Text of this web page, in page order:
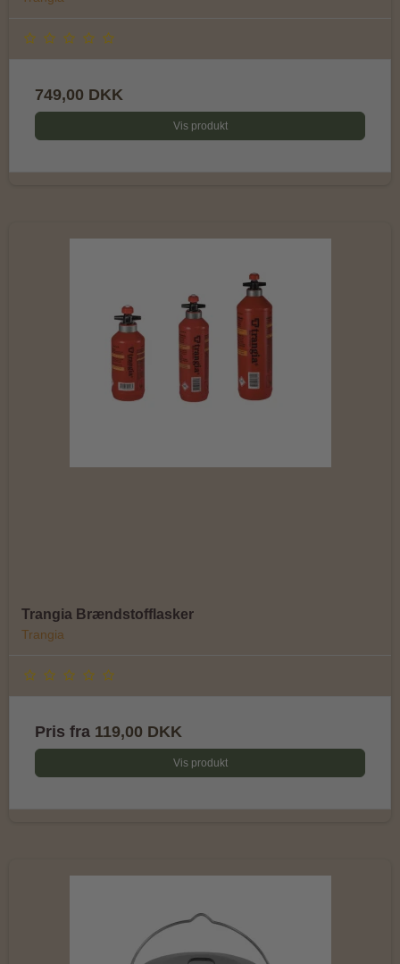
749,00 DKK
Vis produkt
Trangia Brændstofflasker
Trangia
Pris fra 119,00 DKK
Vis produkt